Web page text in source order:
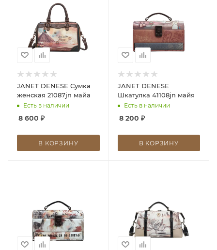
JANET DENESE Сумка
женская 21087jn майа
Есть в наличии
8 600 ₽
В КОРЗИНУ
JANET DENESE
Шкатулка 41108jn майя
Есть в наличии
8 200 ₽
В КОРЗИНУ